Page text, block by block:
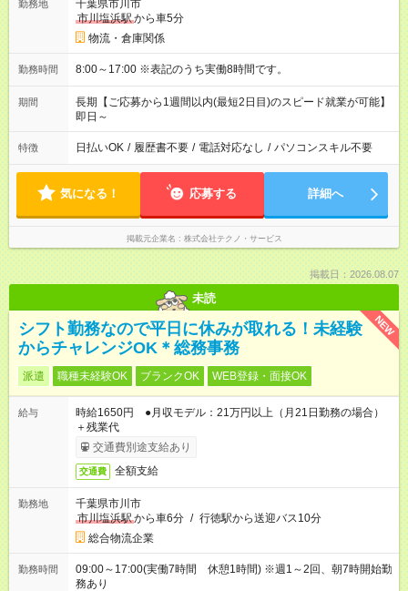
勤務地
千葉県市川市
市川塩浜駅から車5分
物流・倉庫関係
勤務時間 8:00～17:00 ※表記のうち実働8時間です。
期間
長期【ご応募から1週間以内(最短2日目)のスピード就業が可能】
即日～
特徴 日払いOK / 履歴書不要 / 電話対応なし / パソコンスキル不要
気になる！ 応募する 詳細へ
掲載元企業名 株式会社テクノ・サービス
掲載日：2026.08.07
未読
NEW
シフト勤務なので平日に休みが取れる！未経験
からチャレンジOK＊総務事務
派遣 職種未経験OK ブランクOK WEB登録・面接OK
給与
時給1650円 ●月収モデル：21万円以上（月21日勤務の場合）
＋残業代
交通費別途支給あり
交通費 全額支給
勤務地
千葉県市川市
市川塩浜駅から車6分 / 行徳駅から送迎バス10分
総合物流企業
勤務時間
09:00～17:00(実働7時間 休憩1時間) ※週1～2回、朝7時開始勤
務あり